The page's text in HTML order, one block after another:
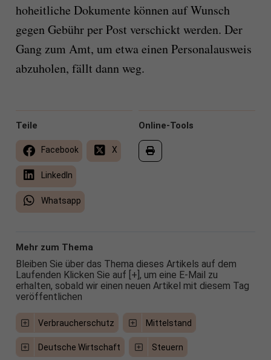
hoheitliche Dokumente können auf Wunsch
gegen Gebühr per Post verschickt werden. Der
Gang zum Amt, um etwa einen Personalausweis
abzuholen, fällt dann weg.
Online-Tools
Teile
Facebook X
LinkedIn
Whatsapp
Mehr zum Thema
Bleiben Sie über das Thema dieses Artikels auf dem
Laufenden Klicken Sie auf [+], um eine E-Mail zu
erhalten, sobald wir einen neuen Artikel mit diesem Tag
veröffentlichen
Verbraucherschutz Mittelstand
Deutsche Wirtschaft Steuern